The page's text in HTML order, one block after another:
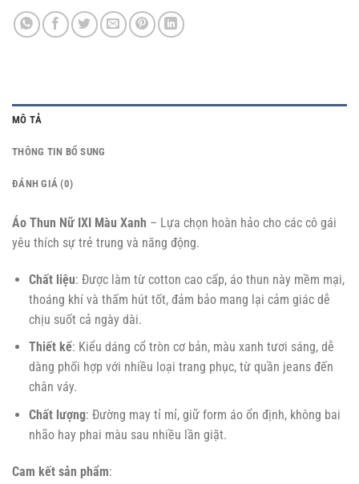
MÔ TẢ
THÔNG TIN BỔ SUNG
ĐÁNH GIÁ (0)
Áo Thun Nữ IXI Màu Xanh – Lựa chọn hoàn hảo cho các cô gái
yêu thích sự trẻ trung và năng động.
Chất liệu: Được làm từ cotton cao cấp, áo thun này mềm mại,
thoáng khí và thấm hút tốt, đảm bảo mang lại cảm giác dễ
chịu suốt cả ngày dài.
Thiết kế: Kiểu dáng cổ tròn cơ bản, màu xanh tươi sáng, dễ
dàng phối hợp với nhiều loại trang phục, từ quần jeans đến
chân váy.
Chất lượng: Đường may tỉ mỉ, giữ form áo ổn định, không bai
nhão hay phai màu sau nhiều lần giặt.
Cam kết sản phẩm: